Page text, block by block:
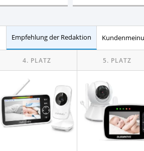
BabydeckenTest
Baby Laufställe
Test
Empfehlung der Redaktion